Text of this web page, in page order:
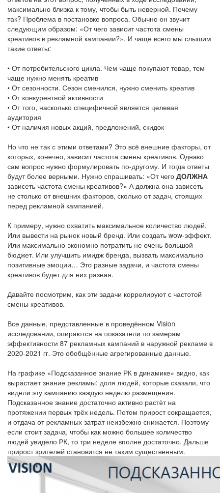
максимально близка к тому, чтобы быть неверной. Почему
так? Проблема в постановке вопроса. Обычно он звучит
следующим образом: «От чего зависит частота смены
креативов в рекламной кампании?». И чаще всего мы слышим
такие ответы:
• От потребительского цикла. Чем чаще покупают товар, тем
чаще нужно менять креатив
• От сезонности. Сезон сменился, нужно сменить креатив
• От конкурентной активности
• От того, насколько специфичной является целевая
аудитория
• От наличия новых акций, предложений, скидок
Но что не так с этими ответами? Это всё внешние факторы, от
которых, конечно, зависит частота смены креативов. Однако
сам вопрос нужно формулировать по-другому. И тогда ответы
будут более верными. Нужно спрашивать: «От чего ДОЛЖНА
зависеть частота смены креативов?» А должна она зависеть
не столько от внешних факторов, сколько от задач, стоящих
перед рекламной кампанией.
К примеру, нужно охватить максимальное количество людей.
Или вывести на рынок новый бренд. Или создать wow-эффект.
Или максимально экономно потратить не очень большой
бюджет. Или улучшить имидж бренда, вызвать максимально
позитивные эмоции… Это разные задачи, и частота смены
креативов будет для них разная.
Давайте посмотрим, как эти задачи коррелируют с частотой
смены креативов.
Все данные, представленные в проведённом Vision
исследовании, опираются на показатели по замерам
эффективности 87 рекламных кампаний в наружной рекламе в
2020-2021 гг. Это обобщённые агрегированные данные.
На графике «Подсказанное знание РК в динамике» видно, как
вырастает знание рекламы: доля людей, которые сказали, что
видели эту кампанию каждую неделю размещения.
Подсказанное знание достаточно активно растёт на
протяжении первых трёх недель. Потом прирост сокращается,
и отдача от рекламных затрат неизбежно снижается. Поэтому
если стоит задача, чтобы как можно большее количество
людей увидело РК, то три неделе вполне достаточно. Дальше
прирост зрителей становится не таким существенным.